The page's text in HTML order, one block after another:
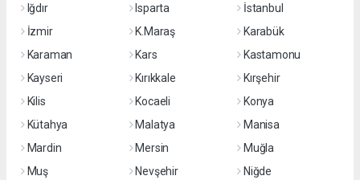
Iğdır
Isparta
İstanbul
İzmir
K.Maraş
Karabük
Karaman
Kars
Kastamonu
Kayseri
Kırıkkale
Kırşehir
Kilis
Kocaeli
Konya
Kütahya
Malatya
Manisa
Mardin
Mersin
Muğla
Muş
Nevşehir
Niğde